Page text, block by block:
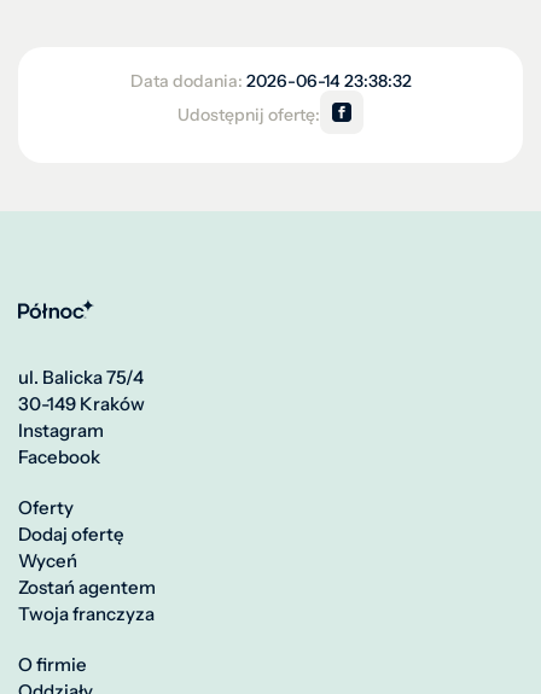
Data dodania: 2026-06-14 23:38:32
Udostępnij ofertę:
ul. Balicka 75/4
30-149 Kraków
Instagram
Facebook
Oferty
Dodaj ofertę
Wyceń
Zostań agentem
Twoja franczyza
O firmie